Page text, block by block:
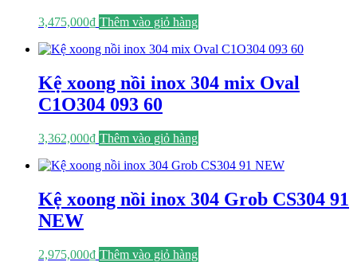
3,475,000₫ Thêm vào giỏ hàng
Kệ xoong nồi inox 304 mix Oval
C1O304 093 60
3,362,000₫ Thêm vào giỏ hàng
Kệ xoong nồi inox 304 Grob CS304 91
NEW
2,975,000₫ Thêm vào giỏ hàng